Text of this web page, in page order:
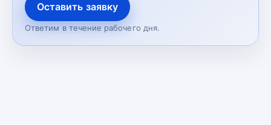
Оставить заявку
Ответим в течение рабочего дня.